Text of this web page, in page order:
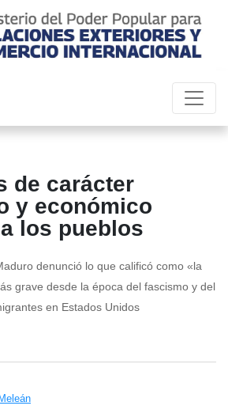
de carácter
y económico
los pueblos
denunció lo que calificó como «la
grave desde la época del fascismo y del
en Estados Unidos